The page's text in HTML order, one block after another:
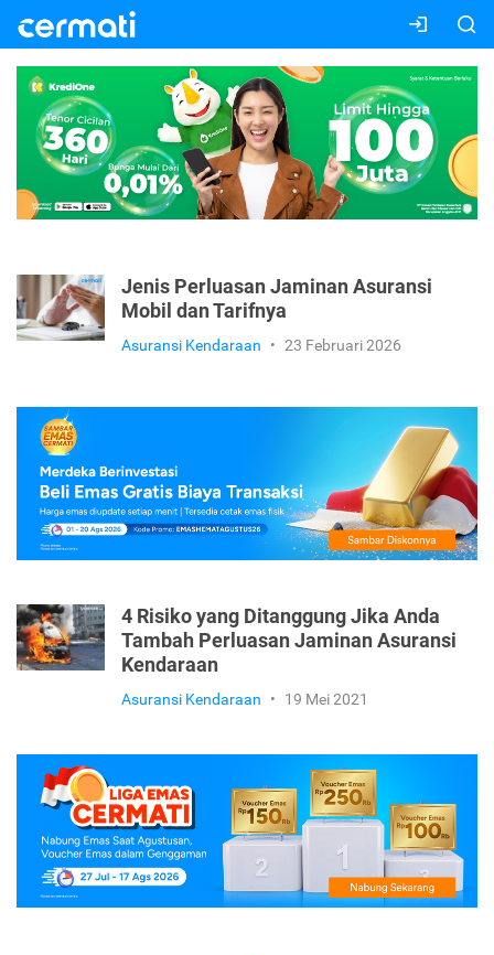
Jenis Perluasan Jaminan Asuransi
Mobil dan Tarifnya
Asuransi Kendaraan • 23 Februari 2026
4 Risiko yang Ditanggung Jika Anda
Tambah Perluasan Jaminan Asuransi
Kendaraan
Asuransi Kendaraan • 19 Mei 2021